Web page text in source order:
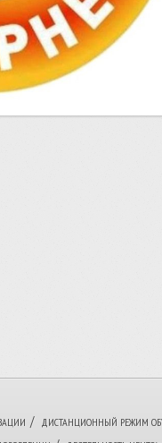
/ ДИСТАНЦИОННЫЙ РЕЖИМ